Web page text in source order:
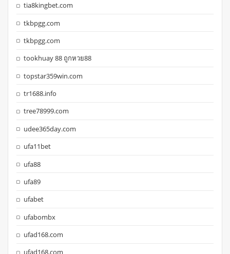
tia8kingbet.com
tkbpgg.com
tkbpgg.com
tookhuay 88 ถูกหวย88
topstar359win.com
tr1688.info
tree78999.com
udee365day.com
ufa11bet
ufa88
ufa89
ufabet
ufabombx
ufad168.com